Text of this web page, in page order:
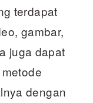
terdapat
gambar,
juga dapat
dengan